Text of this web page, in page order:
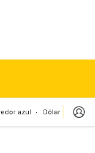
azul Dólar